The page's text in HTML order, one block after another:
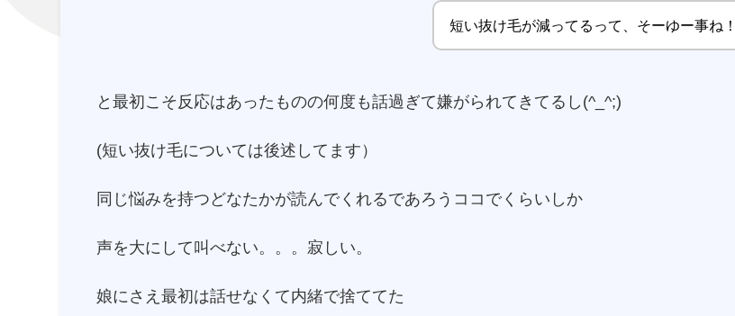
短い抜け毛が減ってるって、そーゆー事ね！
と最初こそ反応はあったものの何度も話過ぎて嫌がられてきてるし(^_^;)
(短い抜け毛については後述してます）
同じ悩みを持つどなたかが読んでくれるであろうココでくらいしか
声を大にして叫べない。。。寂しい。
娘にさえ最初は話せなくて内緒で捨ててた